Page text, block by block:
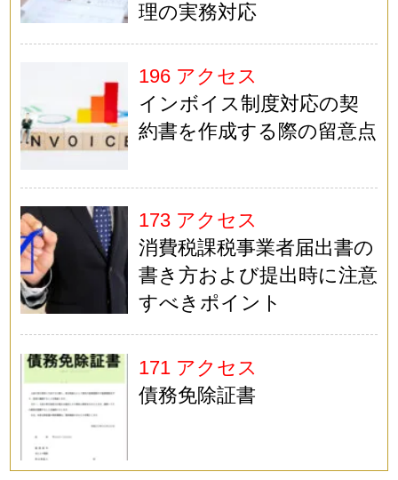
理の実務対応
196 アクセス
インボイス制度対応の契
約書を作成する際の留意点
173 アクセス
消費税課税事業者届出書の
書き方および提出時に注意
すべきポイント
171 アクセス
債務免除証書